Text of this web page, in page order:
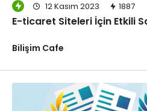
12 Kasım 2023 1887
E-ticaret Siteleri İçin Etkili
Bilişim Cafe